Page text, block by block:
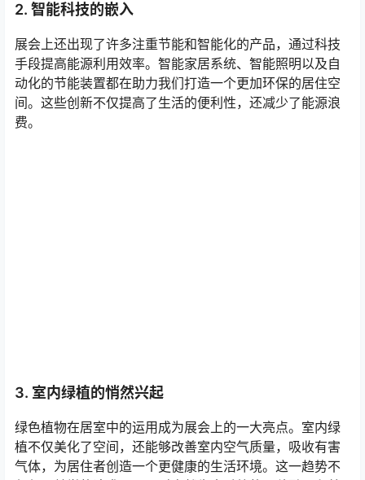
2. 智能科技的嵌入
展会上还出现了许多注重节能和智能化的产品，通过科技
手段提高能源利用效率。智能家居系统、智能照明以及自
动化的节能装置都在助力我们打造一个更加环保的居住空
间。这些创新不仅提高了生活的便利性，还减少了能源浪
费。
3. 室内绿植的悄然兴起
绿色植物在居室中的运用成为展会上的一大亮点。室内绿
植不仅美化了空间，还能够改善室内空气质量，吸收有害
气体，为居住者创造一个更健康的生活环境。这一趋势不